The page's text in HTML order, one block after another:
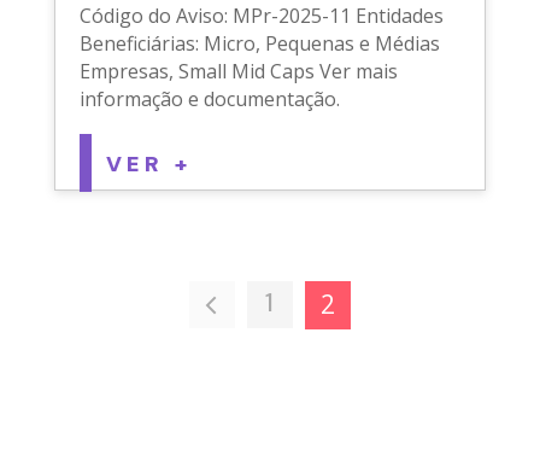
Código do Aviso: MPr-2025-11 Entidades
Beneficiárias: Micro, Pequenas e Médias
Empresas, Small Mid Caps Ver mais
informação e documentação.
VER +
1 2